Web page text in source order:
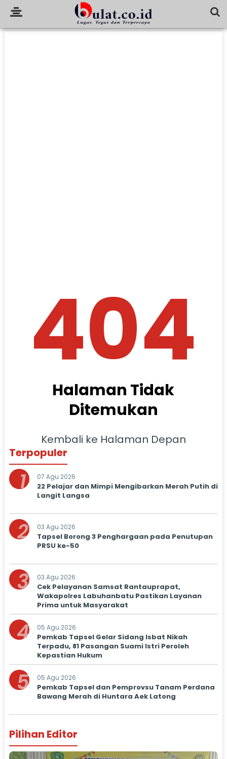
404
Halaman Tidak
Ditemukan
Kembali ke Halaman Depan
Terpopuler
1 07 Agu 2026
22 Pelajar dan Mimpi Mengibarkan Merah Putih di
Langit Langsa
2 03 Agu 2026
Tapsel Borong 3 Penghargaan pada Penutupan
PRSU ke-50
3 03 Agu 2026
Cek Pelayanan Samsat Rantauprapat,
Wakapolres Labuhanbatu Pastikan Layanan
Prima untuk Masyarakat
4 05 Agu 2026
Pemkab Tapsel Gelar Sidang Isbat Nikah
Terpadu, 81 Pasangan Suami Istri Peroleh
Kepastian Hukum
5 05 Agu 2026
Pemkab Tapsel dan Pemprovsu Tanam Perdana
Bawang Merah di Huntara Aek Latong
Pilihan Editor